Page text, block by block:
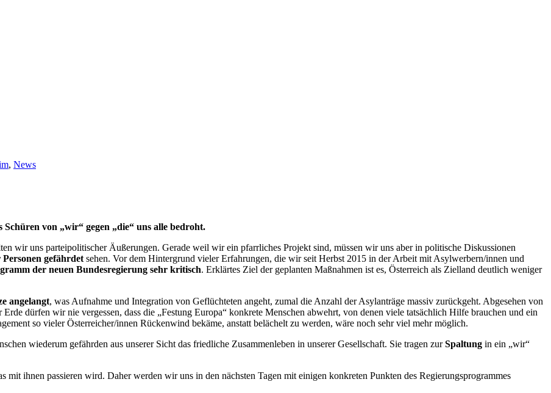
, News
von „wir“ gegen „die“ uns alle bedroht.
wir uns parteipolitischer Äußerungen. Gerade weil wir ein pfarrliches Projekt sind, müssen wir uns aber in politische Diskussionen
gefährdet sehen. Vor dem Hintergrund vieler Erfahrungen, die wir seit Herbst 2015 in der Arbeit mit Asylwerbern/innen und
der neuen Bundesregierung sehr kritisch. Erklärtes Ziel der geplanten Maßnahmen ist es, Österreich als Zielland deutlich weniger
angelangt, was Aufnahme und Integration von Geflüchteten angeht, zumal die Anzahl der Asylanträge massiv zurückgeht. Abgesehen von
dürfen wir nie vergessen, dass die „Festung Europa“ konkrete Menschen abwehrt, von denen viele tatsächlich Hilfe brauchen und ein
so vieler Österreicher/innen Rückenwind bekäme, anstatt belächelt zu werden, wäre noch sehr viel mehr möglich.
wiederum gefährden aus unserer Sicht das friedliche Zusammenleben in unserer Gesellschaft. Sie tragen zurSpaltung in ein „wir“
mit ihnen passieren wird. Daher werden wir uns in den nächsten Tagen mit einigen konkreten Punkten des Regierungsprogrammes